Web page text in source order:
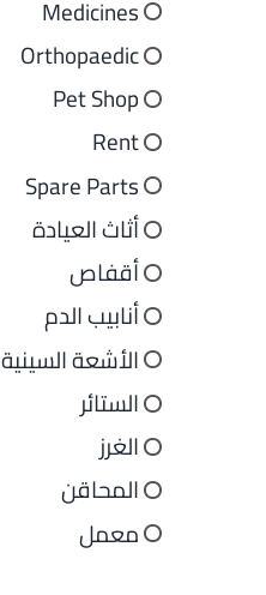
Medicines
Orthopaedic
Pet Shop
Rent
Spare Parts
أثاث العيادة
أقفاص
أنابيب الدم
الأشعة السينية
الستائر
الغرز
المحاقن
معمل